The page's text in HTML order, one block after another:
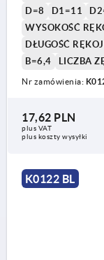
D=8
D1=11
WYSOKOŚĆ
DŁUGOŚĆ
B=6,4
LICZBA
Nr zamówienia:
17,62 PLN
plus VAT
plus koszty wysyłki
K0122 BL